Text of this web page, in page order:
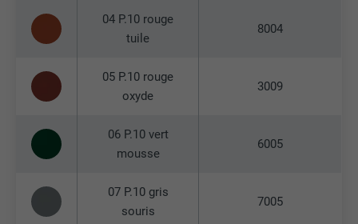
04 P.10 rouge
tuile
8004
05 P.10 rouge
oxyde
3009
06 P.10 vert
mousse
6005
07 P.10 gris
souris
7005